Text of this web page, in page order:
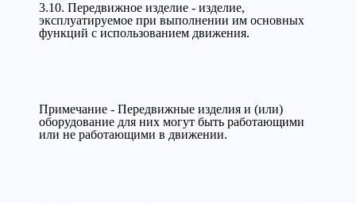
3.10. Передвижное изделие - изделие,
эксплуатируемое при выполнении им основных
функций с использованием движения.
Примечание - Передвижные изделия и (или)
оборудование для них могут быть работающими
или не работающими в движении.